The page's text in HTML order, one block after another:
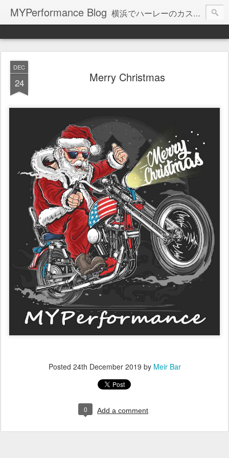
MYPerformance Blog 横浜でハーレーのカスタムなどを直輸入して、リーズナブルな価格で販売しています。
DEC
24 Merry Christmas
Posted 24th December 2019 by Meir Bar
0 Add a comment